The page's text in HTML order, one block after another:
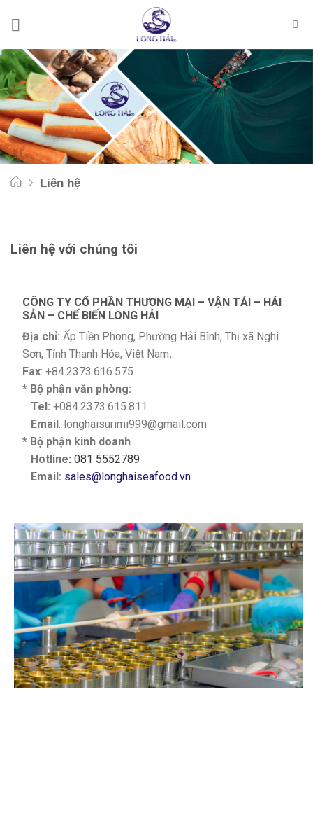
Liên hệ
Liên hệ với chúng tôi
CÔNG TY CỔ PHẦN THƯƠNG MẠI – VẬN TẢI – HẢI
SẢN – CHẾ BIẾN LONG HẢI
Địa chỉ:Ấp Tiền Phong, Phường Hải Bình, Thị xã Nghi
Sơn, Tỉnh Thanh Hóa, Việt Nam..
Fax: +84.2373.616.575
* Bộ phận văn phòng:
Tel: +084.2373.615.811
Email: longhaisurimi999@gmail.com
* Bộ phận kinh doanh
Hotline:081 5552789
Email: sales@longhaiseafood.vn